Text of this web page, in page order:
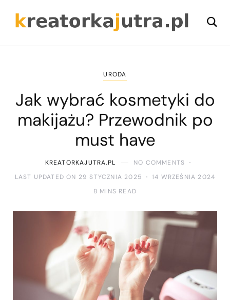
URODA
Jak wybrać kosmetyki do
makijażu? Przewodnik po
must have
KREATORKAJUTRA.PL
NO COMMENTS
LAST UPDATED ON 29 STYCZNIA 2025
14 WRZEŚNIA 2024
8 MINS READ